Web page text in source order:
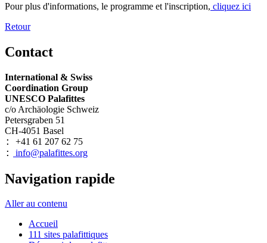
Pour plus d'informations, le programme et l'inscription, cliquez ici
Retour
Contact
International & Swiss
Coordination Group
UNESCO Palafittes
c/o Archäologie Schweiz
Petersgraben 51
CH-4051 Basel
: +41 61 207 62 75
: info@palafittes.org
Navigation rapide
Aller au contenu
Accueil
111 sites palafittiques